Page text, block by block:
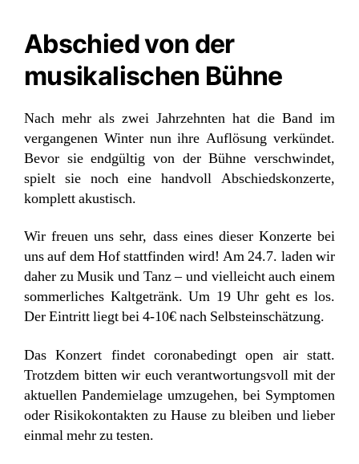
Abschied von der
musikalischen Bühne
Nach mehr als zwei Jahrzehnten hat die Band im
vergangenen Winter nun ihre Auflösung verkündet.
Bevor sie endgültig von der Bühne verschwindet,
spielt sie noch eine handvoll Abschiedskonzerte,
komplett akustisch.
Wir freuen uns sehr, dass eines dieser Konzerte bei
uns auf dem Hof stattfinden wird! Am 24.7. laden wir
daher zu Musik und Tanz – und vielleicht auch einem
sommerliches Kaltgetränk. Um 19 Uhr geht es los.
Der Eintritt liegt bei 4-10€ nach Selbsteinschätzung.
Das Konzert findet coronabedingt open air statt.
Trotzdem bitten wir euch verantwortungsvoll mit der
aktuellen Pandemielage umzugehen, bei Symptomen
oder Risikokontakten zu Hause zu bleiben und lieber
einmal mehr zu testen.